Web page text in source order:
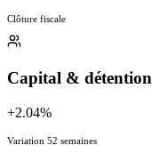
Clôture fiscale
Capital & détention
+2.04%
Variation 52 semaines